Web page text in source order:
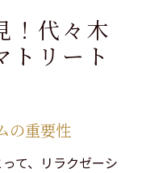
！代々木
トリート
の重要性
て、リラクゼーシ